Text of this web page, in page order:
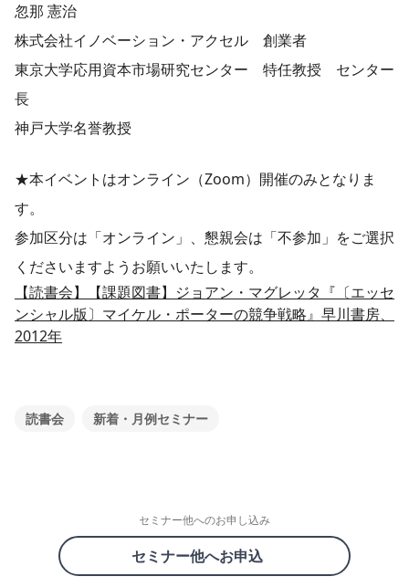
忽那 憲治
株式会社イノベーション・アクセル 創業者
東京大学応用資本市場研究センター 特任教授 センター
長
神戸大学名誉教授
★本イベントはオンライン（Zoom）開催のみとなりま
す。
参加区分は「オンライン」、懇親会は「不参加」をご選択
くださいますようお願いいたします。
【読書会】【課題図書】ジョアン・マグレッタ『〔エッセ
ンシャル版〕マイケル・ポーターの競争戦略』早川書房、
2012年
読書会 新着・月例セミナー
セミナー他へのお申し込み
セミナー他へお申込